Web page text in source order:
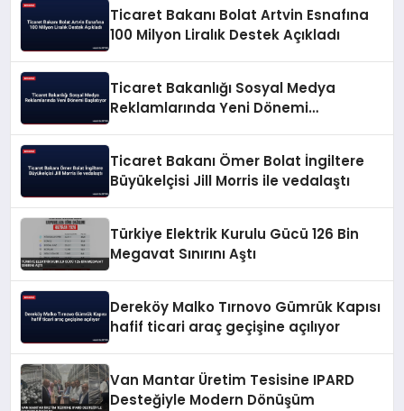
Ticaret Bakanı Bolat Artvin Esnafına
100 Milyon Liralık Destek Açıkladı
Ticaret Bakanlığı Sosyal Medya
Reklamlarında Yeni Dönemi
Ticaret Bakanı Ömer Bolat İngiltere
Büyükelçisi Jill Morris ile vedalaştı
Türkiye Elektrik Kurulu Gücü 126 Bin
Megavat Sınırını Aştı
Dereköy Malko Tırnovo Gümrük Kapısı
hafif ticari araç geçişine açılıyor
Van Mantar Üretim Tesisine IPARD
Desteğiyle Modern Dönüşüm